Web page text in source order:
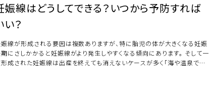
娠線はどうしてできる？いつから予防すれば
い？
線が形成される要因は複数ありますが、特に胎児の体が大きくなる妊娠
にさしかかると妊娠線がより発生しやすくなる傾向にあります。 そして一
成された妊娠線は出産を終えても消えないケースが多く「海や温泉で人